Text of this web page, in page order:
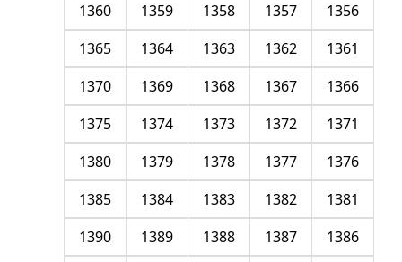
1356
1357
1358
1359
1360
1361
1362
1363
1364
1365
1366
1367
1368
1369
1370
1371
1372
1373
1374
1375
1376
1377
1378
1379
1380
1381
1382
1383
1384
1385
1386
1387
1388
1389
1390